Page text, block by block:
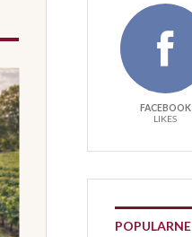
FACEBOOK
LIKES
POPULARNE